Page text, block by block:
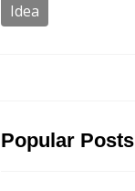
Idea
Popular Posts